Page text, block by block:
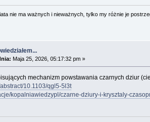
nie ma ważnych i nieważnych, tylko my różnie je
Maja 25, 2026, 05:17:32 pm »
mechanizm powstawania czarnych dziur
10.1103/qgl5-5l3t
kopalniawiedzypl/czarne-dziury-i-krysztaly-